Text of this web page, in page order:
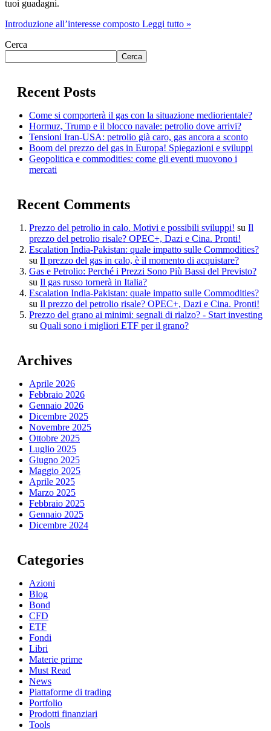
tuoi guadagni.
Introduzione all’interesse composto Leggi tutto »
Cerca
Cerca
Recent Posts
Come si comporterà il gas con la situazione mediorientale?
Hormuz, Trump e il blocco navale: petrolio dove arrivi?
Tensioni Iran-USA: petrolio già caro, gas ancora a sconto
Boom del prezzo del gas in Europa! Spiegazioni e sviluppi
Geopolitica e commodities: come gli eventi muovono i
mercati
Recent Comments
Prezzo del petrolio in calo. Motivi e possibili sviluppi! su Il
prezzo del petrolio risale? OPEC+, Dazi e Cina. Pronti!
Escalation India-Pakistan: quale impatto sulle Commodities?
su Il prezzo del gas in calo, è il momento di acquistare?
Gas e Petrolio: Perché i Prezzi Sono Più Bassi del Previsto?
su Il gas russo tornerà in Italia?
Escalation India-Pakistan: quale impatto sulle Commodities?
su Il prezzo del petrolio risale? OPEC+, Dazi e Cina. Pronti!
Prezzo del grano ai minimi: segnali di rialzo? - Start investing
su Quali sono i migliori ETF per il grano?
Archives
Aprile 2026
Febbraio 2026
Gennaio 2026
Dicembre 2025
Novembre 2025
Ottobre 2025
Luglio 2025
Giugno 2025
Maggio 2025
Aprile 2025
Marzo 2025
Febbraio 2025
Gennaio 2025
Dicembre 2024
Categories
Azioni
Blog
Bond
CFD
ETF
Fondi
Libri
Materie prime
Must Read
News
Piattaforme di trading
Portfolio
Prodotti finanziari
Tools